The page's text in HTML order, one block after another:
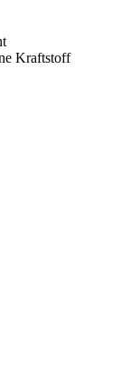
Kraftstoff